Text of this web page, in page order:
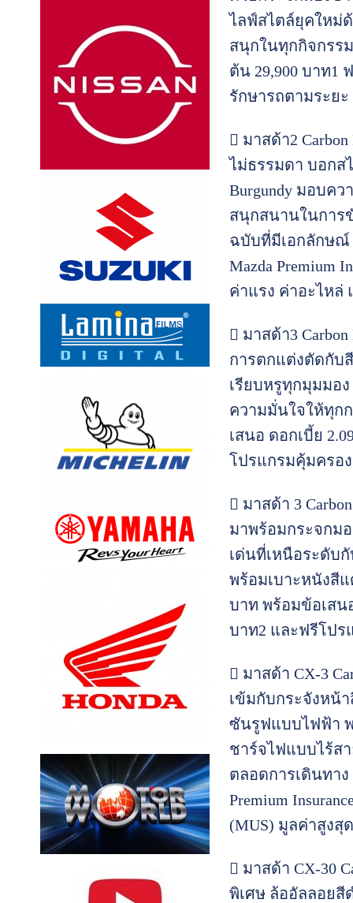
ไลฟ์สไตล์ยุคใหม่ด้
สนุกในทุกกิจกรร
ต้น 29,900 บาท1
รักษารถตามระยะ
 มาสด้า2
ไม่ธรรมดา บอกส
Burgundy มอบค
สนุกสนานในการ
ฉบับที่มีเอกลักษณ์
Mazda Premium
ค่าแรง ค่าอะไหล่
 มาสด้า3
การตกแต่งตัดกับ
เรียบหรูทุกมุมมอ
ความมั่นใจให้ทุก
เสนอ ดอกเบี้ย
โปรแกรมคุ้มครอง
 มาสด้า 3
มาพร้อมกระจกม
เด่นที่เหนือระดับ
พร้อมเบาะหนังสีแ
บาท พร้อมข้อเสน
บาท2 และฟรีโปร
 มาสด้า CX-3
เข้มกับกระจังหน้
ซันรูฟแบบไฟฟ้า พ
ชาร์จไฟแบบไร้ส
ตลอดการเดินทา
Premium
(MUS) มูลค่าสูงสุ
 มาสด้า CX-30
พิเศษ ล้ออัลลอยสี